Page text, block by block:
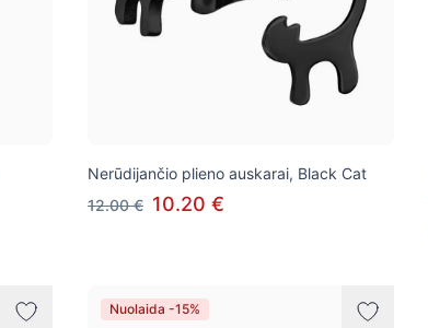
Nerūdijančio plieno auskarai, Black Cat
12.00 € 10.20 €
Nuolaida -15%